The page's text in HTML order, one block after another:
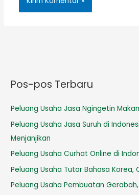
Pos-pos Terbaru
Peluang Usaha Jasa Ngingetin
Peluang Usaha Jasa Suruh di
Menjanjikan
Peluang Usaha Curhat Online di
Peluang Usaha Tutor Bahasa Korea,
Peluang Usaha Pembuatan